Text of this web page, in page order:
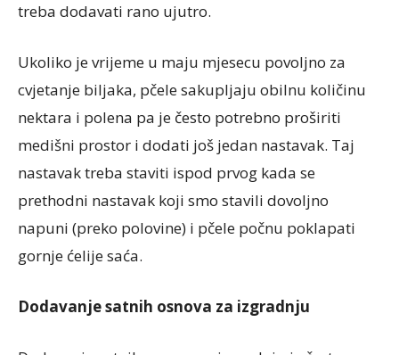
treba dodavati rano ujutro.
Ukoliko je vrijeme u maju mjesecu povoljno za
cvjetanje biljaka, pčele sakupljaju obilnu količinu
nektara i polena pa je često potrebno proširiti
medišni prostor i dodati još jedan nastavak. Taj
nastavak treba staviti ispod prvog kada se
prethodni nastavak koji smo stavili dovoljno
napuni (preko polovine) i pčele počnu poklapati
gornje ćelije saća.
Dodavanje satnih osnova za izgradnju